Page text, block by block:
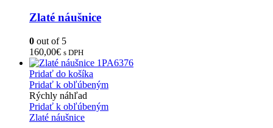
Zlaté náušnice
0 out of 5
160,00€ s DPH
Pridať do košíka
Pridať k obľúbeným
Rýchly náhľad
Pridať k obľúbeným
Zlaté náušnice